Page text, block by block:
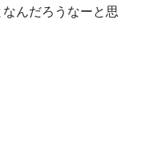
んだろうなーと思